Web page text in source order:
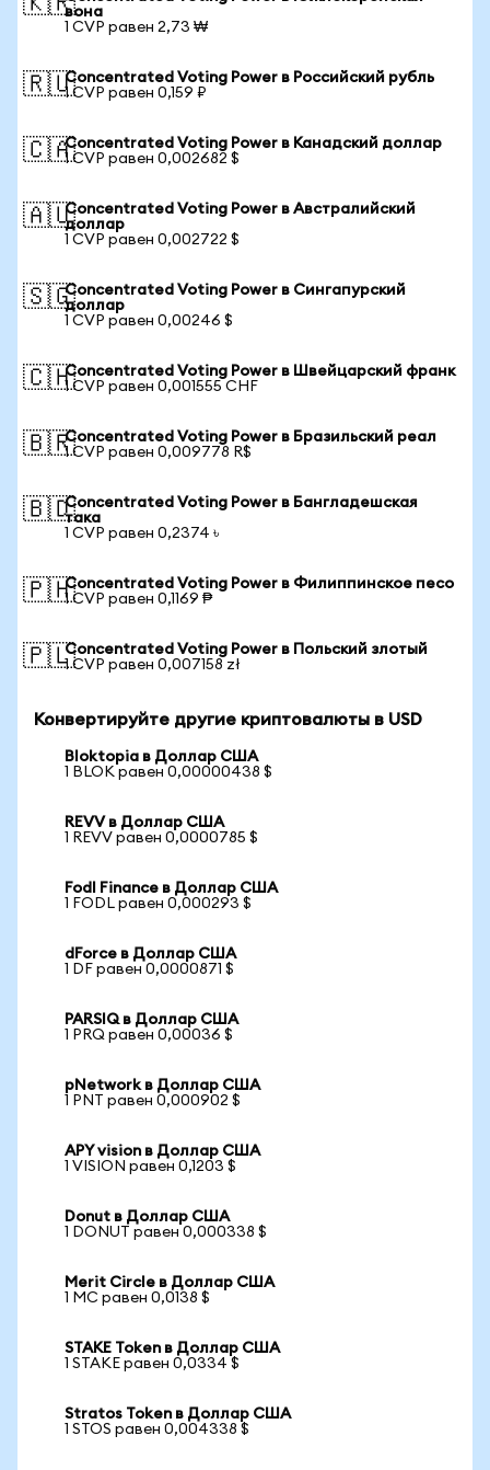
вона
1 CVP равен 2,73 ₩
🇷🇺Concentrated Voting Power в Российский рубль
1 CVP равен 0,159 ₽
🇨🇦Concentrated Voting Power в Канадский доллар
1 CVP равен 0,002682 $
🇦🇺Concentrated Voting Power в Австралийский
доллар
1 CVP равен 0,002722 $
🇸🇬Concentrated Voting Power в Сингапурский
доллар
1 CVP равен 0,00246 $
🇨🇭Concentrated Voting Power в Швейцарский франк
1 CVP равен 0,001555 CHF
🇧🇷Concentrated Voting Power в Бразильский реал
1 CVP равен 0,009778 R$
🇧🇩Concentrated Voting Power в Бангладешская
така
1 CVP равен 0,2374 ৳
🇵🇭Concentrated Voting Power в Филиппинское песо
1 CVP равен 0,1169 ₱
🇵🇱Concentrated Voting Power в Польский злотый
1 CVP равен 0,007158 zł
Конвертируйте другие криптовалюты в USD
Bloktopia в Доллар США
1 BLOK равен 0,00000438 $
REVV в Доллар США
1 REVV равен 0,0000785 $
Fodl Finance в Доллар США
1 FODL равен 0,000293 $
dForce в Доллар США
1 DF равен 0,0000871 $
PARSIQ в Доллар США
1 PRQ равен 0,00036 $
pNetwork в Доллар США
1 PNT равен 0,000902 $
APY vision в Доллар США
1 VISION равен 0,1203 $
Donut в Доллар США
1 DONUT равен 0,000338 $
Merit Circle в Доллар США
1 MC равен 0,0138 $
STAKE Token в Доллар США
1 STAKE равен 0,0334 $
Stratos Token в Доллар США
1 STOS равен 0,004338 $